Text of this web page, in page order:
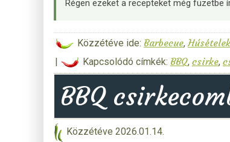
Régen ezeket a recepteket még
Közzétéve ide: Barbecue, Húsételek
| Kapcsolódó címkék: BBQ, csirke,
BBQ
Közzétéve 2026.01.14.